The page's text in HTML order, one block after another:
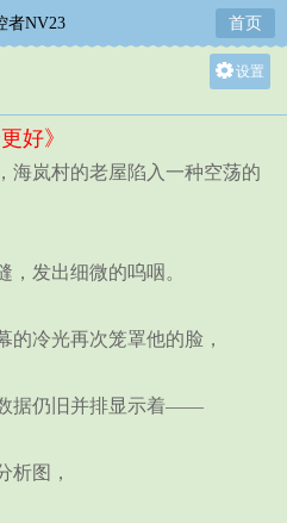
者NV23 首页
设置
中
好》
岚村的老屋陷入一种空荡的
发出细微的呜咽。
冷光再次笼罩他的脸，
据仍旧并排显示着——
图，